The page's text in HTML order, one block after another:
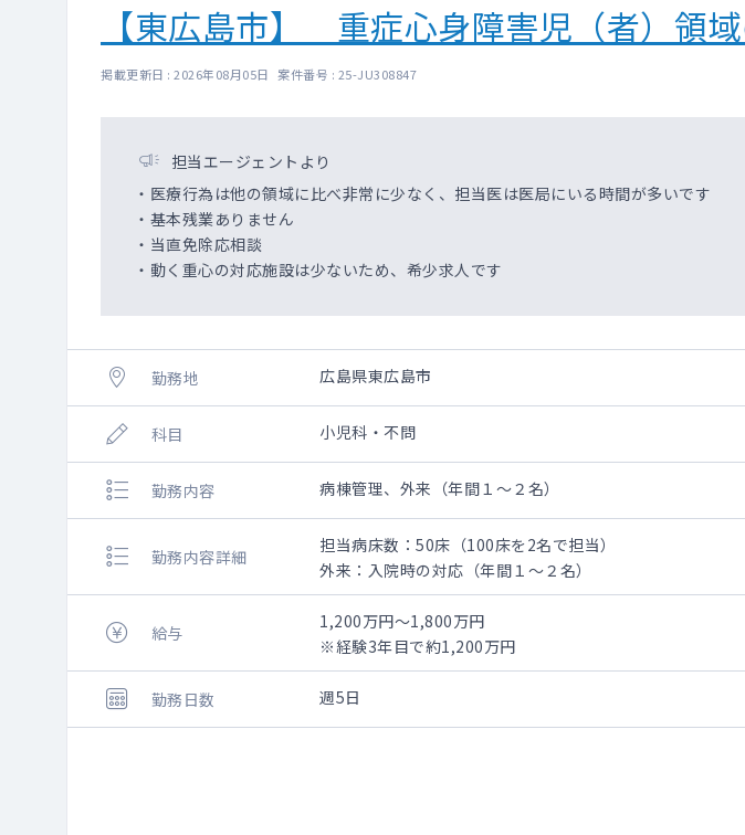
【東広島市】 重症心身障害児（者）領
掲載更新日 : 2026年08月05日 案件番号 : 25-JU308847
担当エージェントより
・医療行為は他の領域に比べ非常に少なく、担当医は医局にいる時間が多いです
・基本残業ありません
・当直免除応相談
・動く重心の対応施設は少ないため、希少求人です
勤務地 広島県東広島市
科目 小児科・不問
勤務内容 病棟管理、外来（年間１～２名）
勤務内容詳細
担当病床数：50床（100床を2名で担当）
外来：入院時の対応（年間１～２名）
給与
1,200万円～1,800万円
※経験3年目で約1,200万円
勤務日数 週5日